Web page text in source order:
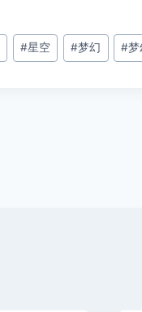
#星空 #梦幻 #梦